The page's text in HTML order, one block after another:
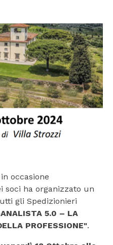
occasione
soci ha organizzato un
gli Spedizionieri
5.0 – LA
PROFESSIONE".